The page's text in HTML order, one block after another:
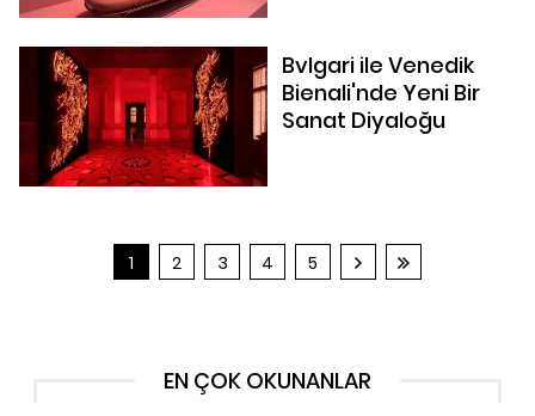
Bvlgari ile Venedik
Bienali'nde Yeni Bir
Sanat Diyaloğu
1 2 3 4 5
EN ÇOK OKUNANLAR